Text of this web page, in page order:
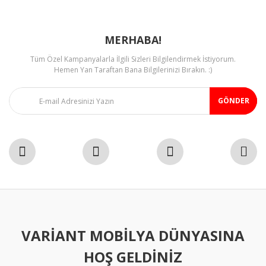
Gönder
MERHABA!
Tüm Özel Kampanyalarla İlgili Sizleri Bilgilendirmek İstiyorum.
Hemen Yan Taraftan Bana Bilgilerinizi Bırakın. :)
GÖNDER
VARIANT MOBILYA DÜNYASINA
HOŞ GELDINIZ